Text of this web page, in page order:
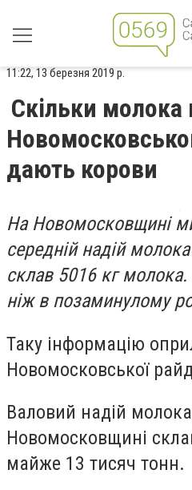
11:22, 13 березня 2019 р.
Скільки молока
дають корови
На Новомосковщині
середній надій
склав 5016 кг
ніж в позаминулому
Таку інформацію
Новомосковської
Валовий надій
Новомосковщині
майже 13 тисяч тонн.